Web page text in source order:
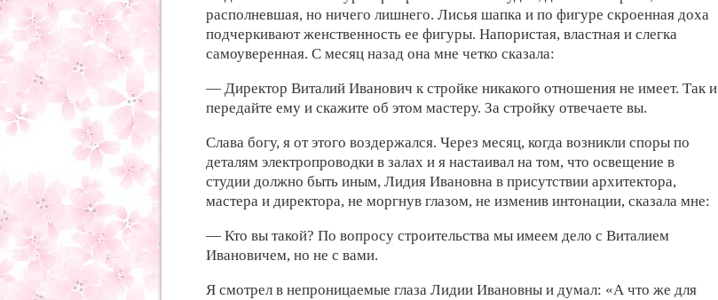
располневшая, но ничего лишнего. Лисья шапка и по фигуре скроенная доха
подчеркивают женственность ее фигуры. Напористая, властная и слегка
самоуверенная. С месяц назад она мне четко сказала:
— Директор Виталий Иванович к стройке никакого отношения не имеет. Так и
передайте ему и скажите об этом мастеру. За стройку отвечаете вы.
Слава богу, я от этого воздержался. Через месяц, когда возникли споры по
деталям электропроводки в залах и я настаивал на том, что освещение в
студии должно быть иным, Лидия Ивановна в присутствии архитектора,
мастера и директора, не моргнув глазом, не изменив интонации, сказала мне:
— Кто вы такой? По вопросу строительства мы имеем дело с Виталием
Ивановичем, но не с вами.
Я смотрел в непроницаемые глаза Лидии Ивановны и думал: «А что же для